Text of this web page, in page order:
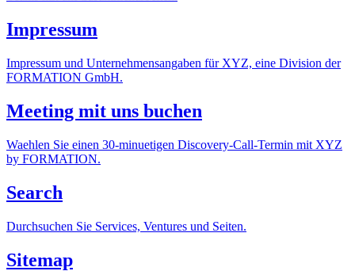
Impressum
Impressum und Unternehmensangaben für XYZ, eine Division der
FORMATION GmbH.
Meeting mit uns buchen
Waehlen Sie einen 30-minuetigen Discovery-Call-Termin mit XYZ
by FORMATION.
Search
Durchsuchen Sie Services, Ventures und Seiten.
Sitemap